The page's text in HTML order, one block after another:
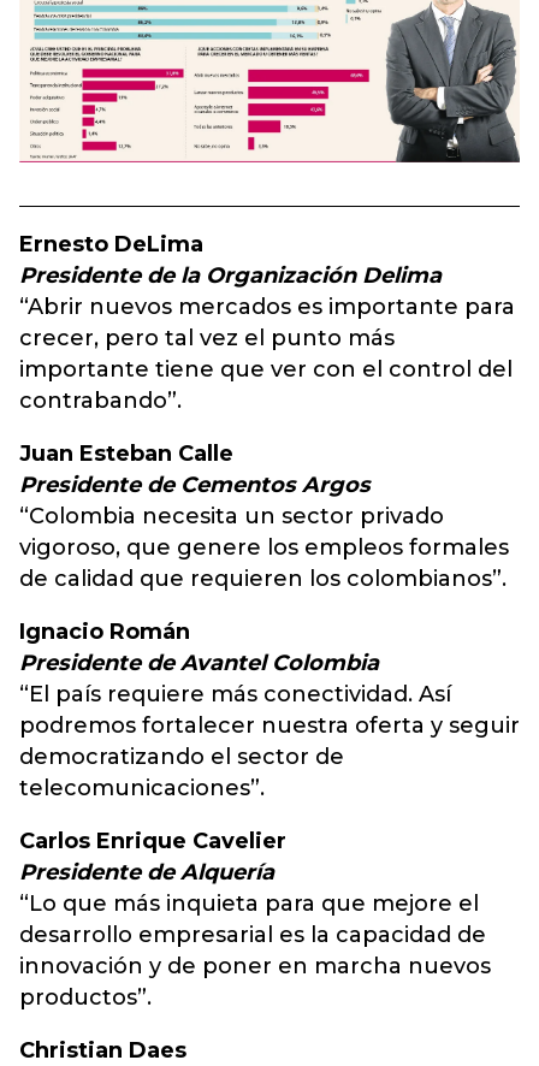
Ernesto DeLima
Presidente de la Organización Delima
“Abrir nuevos mercados es importante para
crecer, pero tal vez el punto más
importante tiene que ver con el control del
contrabando”.
Juan Esteban Calle
Presidente de Cementos Argos
“Colombia necesita un sector privado
vigoroso, que genere los empleos formales
de calidad que requieren los colombianos”.
Ignacio Román
Presidente de Avantel Colombia
“El país requiere más conectividad. Así
podremos fortalecer nuestra oferta y seguir
democratizando el sector de
telecomunicaciones”.
Carlos Enrique Cavelier
Presidente de Alquería
“Lo que más inquieta para que mejore el
desarrollo empresarial es la capacidad de
innovación y de poner en marcha nuevos
productos”.
Christian Daes